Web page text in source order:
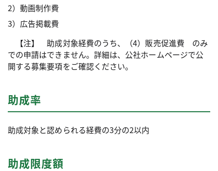
2）動画制作費
3）広告掲載費
【注】 助成対象経費のうち、（4）販売促進費 のみ
での申請はできません。詳細は、公社ホームページで公
開する募集要項をご確認ください。
助成率
助成対象と認められる経費の3分の2以内
助成限度額